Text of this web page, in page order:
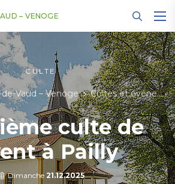
– VENOGE
CULTE
de-Vaud – Venoge Cultes et événements
culte de
à Pailly
Dimanche 21.12.2025
cookies